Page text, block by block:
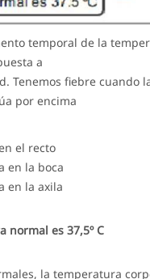
temporal de la
a
Tenemos fiebre cuando
por encima
el recto
en la boca
en la axila
normal es 37,5º C
la temperatura